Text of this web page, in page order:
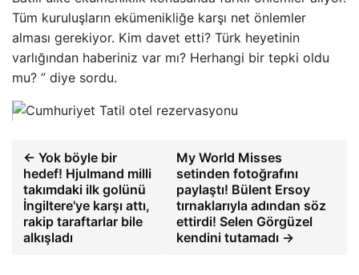
Tüm kuruluşların ekümenikliğe karşı net önlemler
alması gerekiyor. Kim davet etti? Türk heyetinin
varlığından haberiniz var mı? Herhangi bir tepki oldu
mu? ” diye sordu.
← Yok böyle bir
hedef! Hjulmand milli
takımdaki ilk golünü
İngiltere'ye karşı attı,
rakip taraftarlar bile
alkışladı
My World Misses
setinden fotoğrafını
paylaştı! Bülent Ersoy
tırnaklarıyla adından söz
ettirdi! Selen Görgüzel
kendini tutamadı →